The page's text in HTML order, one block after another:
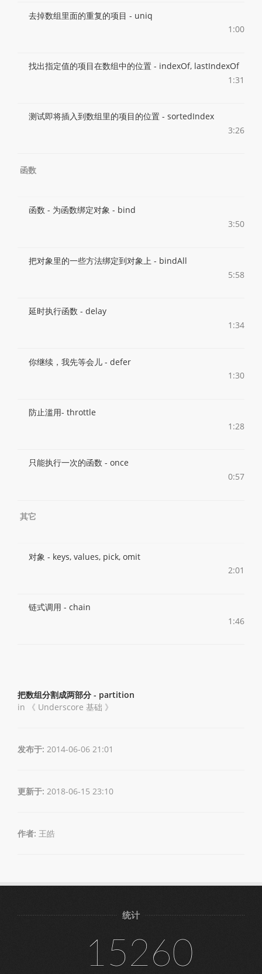
去掉数组里面的重复的项目 - uniq
1:00
找出指定值的项目在数组中的位置 - indexOf, lastIndexOf
1:31
测试即将插入到数组里的项目的位置 - sortedIndex
3:26
函数
函数 - 为函数绑定对象 - bind
3:50
把对象里的一些方法绑定到对象上 - bindAll
5:58
延时执行函数 - delay
1:34
你继续，我先等会儿 - defer
1:30
防止滥用- throttle
1:28
只能执行一次的函数 - once
0:57
其它
对象 - keys, values, pick, omit
2:01
链式调用 - chain
1:46
把数组分割成两部分 - partition
in 《 Underscore 基础 》
发布于: 2014-06-06 21:01
更新于: 2018-06-15 23:10
作者: 王皓
统计
15260